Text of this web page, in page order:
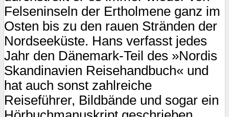
Felseninseln der Ertholmene ganz im
Osten bis zu den rauen Stränden der
Nordseeküste. Hans verfasst jedes
Jahr den Dänemark-Teil des »Nordis
Skandinavien Reisehandbuch« und
hat auch sonst zahlreiche
Reiseführer, Bildbände und sogar ein